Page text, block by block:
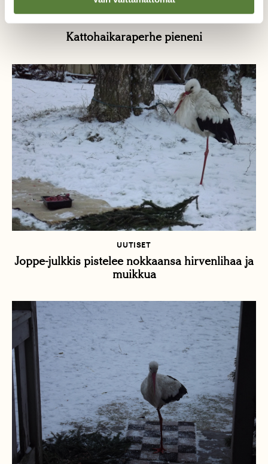
Kattohaikaraperhe pieneni
UUTISET
Joppe-julkkis pistelee nokkaansa hirvenlihaa ja
muikkua